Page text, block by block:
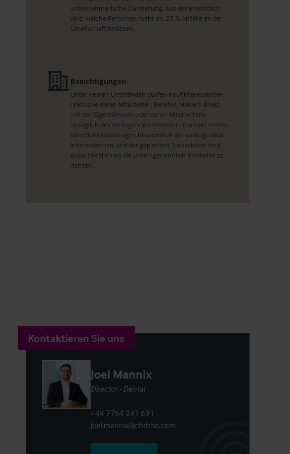
unternehmerische Darstellung, aus der ersichtlich
wird, welche Personen mehr als 25 % Anteile an der
Gesellschaft besitzen.
Besichtigungen
Unter keinen Umständen dürfen Kaufinteressenten
(inklusive deren Mitarbeiter, Berater, Makler) direkt
mit der Eigentümerin oder deren Mitarbeitern
bezüglich des vorliegenden Teasers in Kontakt treten.
Sämtliche Rückfragen hinsichtlich der vorliegenden
Informationen und der geplanten Transaktion sind
ausschließlich an die unten genannten Kontakte zu
richten.
Kontaktieren Sie uns
Joel Mannix
Director - Dental
+44 7764 241 691
joel.mannix@christie.com